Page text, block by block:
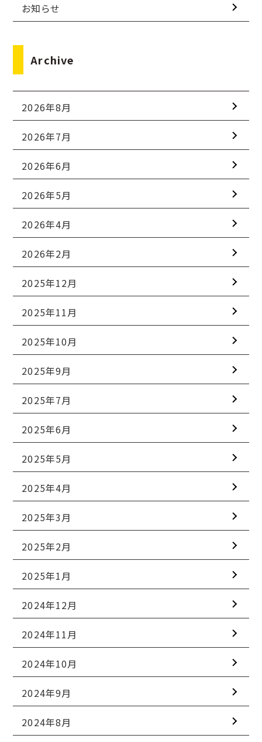
お知らせ
Archive
2026年8月
2026年7月
2026年6月
2026年5月
2026年4月
2026年2月
2025年12月
2025年11月
2025年10月
2025年9月
2025年7月
2025年6月
2025年5月
2025年4月
2025年3月
2025年2月
2025年1月
2024年12月
2024年11月
2024年10月
2024年9月
2024年8月